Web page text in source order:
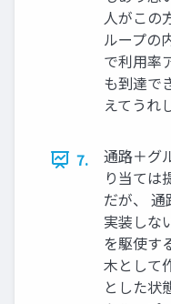
人がこの
ループの
で利用率
も到達で
えてうれ
7.
通路＋グ
り当ては
だが、 通
実装しな
を駆使す
木として
とした状